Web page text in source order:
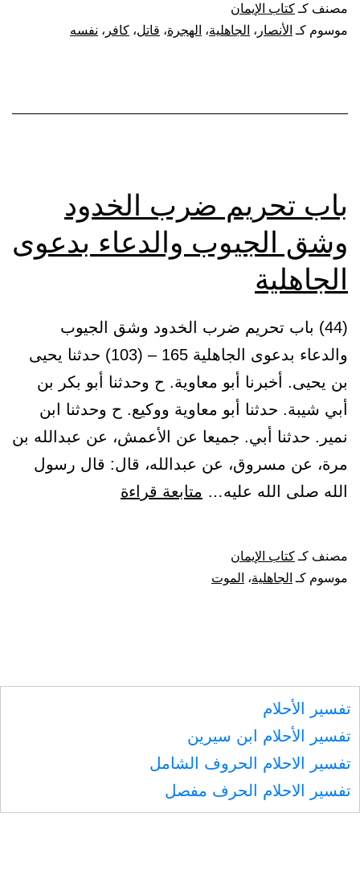
مصنف كـ كتاب الإيمان
موسوم كـ الأنصار ، الجاهلية، الهجرة، قاتل، كافر ، نفسه
باب تحريم ضرب الخدود
وشق الجيوب والدعاء بدعوى
الجاهلية
(44) باب تحريم ضرب الخدود وشق الجيوب
والدعاء بدعوى الجاهلية 165 – (103) حدثنا يحيى
بن يحيى. أخبرنا أبو معاوية. ح وحدثنا أبو بكر بن
أبي شيبة. حدثنا أبو معاوية ووكيع. ح وحدثنا ابن
نمير. حدثنا أبي. جميعا عن الأعمش، عن عبدالله بن
مرة، عن مسروق، عن عبدالله، قال: قال رسول
الله صلى الله عليه… متابعة قراءة
بدعوى
مصنف كـ كتاب الإيمان
موسوم كـ الجاهلية، الموت
تفسير الأحلام
تفسير الأحلام ابن سيرين
تفسير الاحلام الحروف الشامل
تفسير الاحلام الحرف مفصل